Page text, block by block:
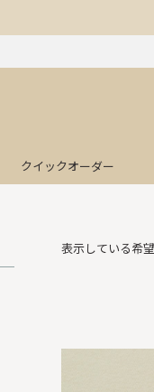
クイックオーダー
表示している希